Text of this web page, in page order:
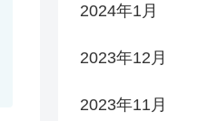
2024年1月
2023年12月
2023年11月